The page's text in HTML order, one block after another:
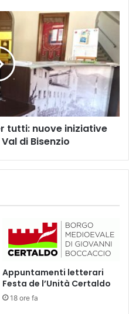
tutti: nuove iniziative
di Bisenzio
Appuntamenti letterari
Festa de l’Unità Certaldo
18 ore fa